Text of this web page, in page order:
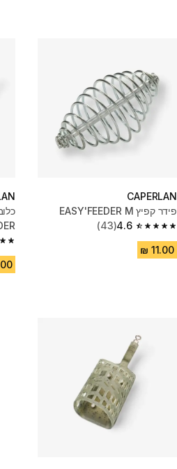
CAPERLAN
פידר קפיץ EASY'FEEDER M
4.6
4.6 out of 5 stars from 43 reviews
(43)
4.7 out of 5 stars from 28 reviews